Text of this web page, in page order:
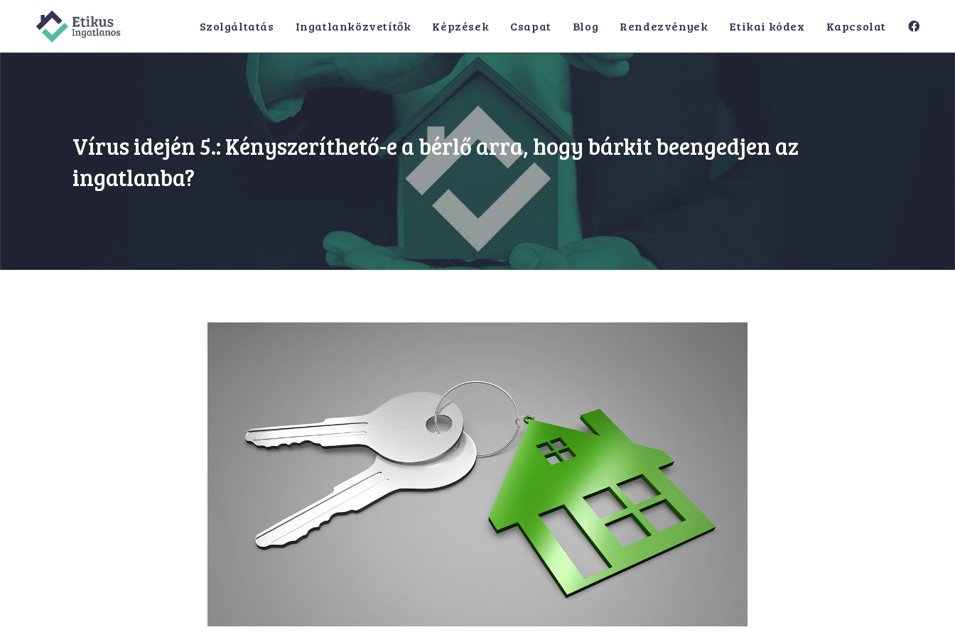
Szolgáltatás Ingatlanközvetítők Képzések Csapat Blog Rendezvények Etikai kódex Kapcsolat
Vírus idején 5.: Kényszeríthető-e a bérlő arra, hogy bárkit beengedjen az
ingatlanba?